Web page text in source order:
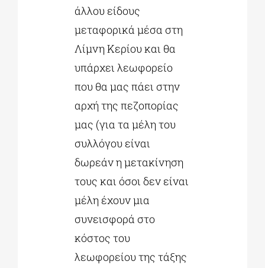
άλλου είδους
μεταφορικά μέσα στη
Λίμνη Κερίου και θα
υπάρχει λεωφορείο
που θα μας πάει στην
αρχή της πεζοπορίας
μας (για τα μέλη του
συλλόγου είναι
δωρεάν η μετακίνηση
τους και όσοι δεν είναι
μέλη έχουν μια
συνεισφορά στο
κόστος του
λεωφορείου της τάξης